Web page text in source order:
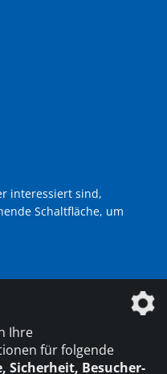
interessiert sind,
Schaltfläche, um
Unternehmen der
Ihre
für folgende
Sicherheit, Besucher-